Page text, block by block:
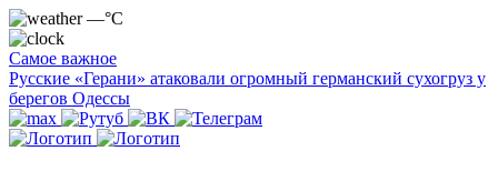
—°C
Самое важное
Русские «Герани» атаковали огромный германский сухогруз у
берегов Одессы